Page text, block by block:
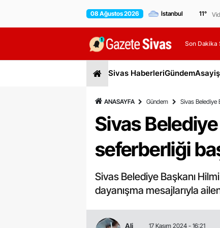
08 Ağustos 2026 11°
Son Dakika
Sivas HaberleriGündemAsayiş
ANASAYFA Gündem Sivas Belediye
Sivas
seferberliği
Sivas Belediye Başkanı
dayanışma mesajlarıyla
Ali
17 Kasım 2024 - 16:21